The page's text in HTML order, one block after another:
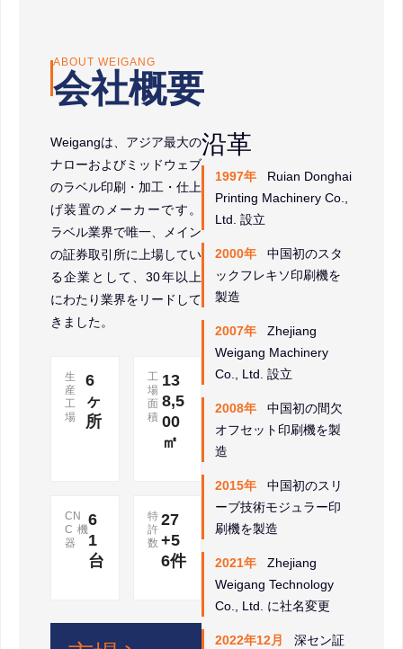
ABOUT WEIGANG
会社概要
Weigangは、アジア最大の
ナローおよびミッドウェブ
のラベル印刷・加工・仕上
げ装置のメーカーです。
ラベル業界で唯一、メイン
の証券取引所に上場してい
る企業として、30年以上
にわたり業界をリードして
きました。
生
産
工
場
6
ヶ
所
工
場
面
積
13
8,5
00
㎡
CN
C機
器
6
1
台
特
許
数
27
+5
6件
沿革
1997年
Ruian Donghai
Printing Machinery Co.,
Ltd. 設立
2000年
中国初のスタ
ックフレキソ印刷機を
製造
2007年
Zhejiang
Weigang Machinery
Co., Ltd. 設立
2008年
中国初の間欠
オフセット印刷機を製
造
2015年
中国初のスリ
ーブ技術モジュラー印
刷機を製造
2021年
Zhejiang
Weigang Technology
Co., Ltd. に社名変更
2022年12月
深セン証